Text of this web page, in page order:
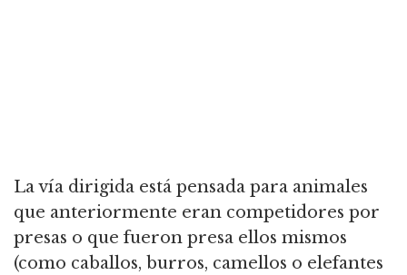
La vía dirigida está pensada para animales
que anteriormente eran competidores por
presas o que fueron presa ellos mismos
(como caballos, burros, camellos o elefantes